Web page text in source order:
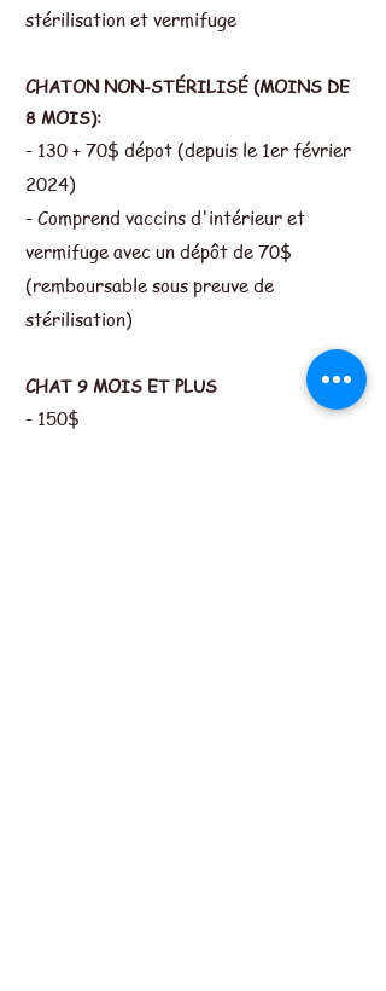
stérilisation et vermifuge
CHATON NON-STÉRILISÉ (MOINS DE
8 MOIS):
- 130 + 70$ dépot (depuis le 1er février
2024)
- Comprend vaccins d'intérieur et
vermifuge avec un dépôt de 70$
(remboursable sous preuve de
stérilisation)
CHAT 9 MOIS ET PLUS
- 150$